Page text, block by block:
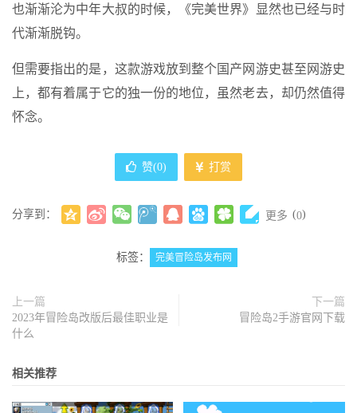
也渐渐沦为中年大叔的时候，《完美世界》显然也已经与时
代渐渐脱钩。
但需要指出的是，这款游戏放到整个国产网游史甚至网游史
上，都有着属于它的独一份的地位，虽然老去，却仍然值得
怀念。
赞(0) 打赏
分享到： 更多 (0)
标签： 完美冒险岛发布网
上一篇
2023年冒险岛改版后最佳职业是
什么
下一篇
冒险岛2手游官网下载
相关推荐